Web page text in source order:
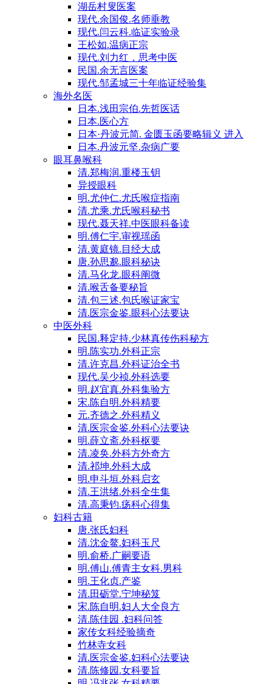
湖岳村叟医案
现代.余国俊.名师垂教
现代.闫云科.临证实验录
王松如.温病正宗
现代.刘力红，思考中医
民国.余无言医案
现代.邹孟城三十年临证经验集
海外名医
日本.浅田宗伯.先哲医话
日本.医心方
日本·丹波元简. 金匮玉函要略辑义 进入
日本.丹波元坚.杂病广要
眼耳鼻喉科
清.郑梅润.重楼玉钥
异授眼科
明.尤仲仁.尤氏喉症指南
清.尤乘.尤氏喉科秘书
现代.聂天祥.中医眼科备读
明.傅仁宇.审视瑶函
清.黄庭镜.目经大成
唐.孙思邈.眼科秘诀
清.马化龙.眼科阐微
清.喉舌备要秘旨
清.包三述.包氏喉证家宝
清.医宗金鉴.眼科心法要诀
中医外科
民国.释定持.少林真传伤科秘方
明.陈实功.外科正宗
清.许克昌.外科证治全书
现代.吴少祯.外科选要
明.赵宜真.外科集验方
宋.陈自明.外科精要
元.齐德之.外科精义
清.医宗金鉴.外科心法要诀
明.薛立斋.外科枢要
清.凌奂.外科方外奇方
清.祁坤.外科大成
明.申斗垣.外科启玄
清.王洪绪.外科全生集
清.高秉钧.疡科心得集
妇科古籍
唐.张氏妇科
清.沈金鳌.妇科玉尺
明.俞桥.广嗣要语
明.傅山.傅青主女科.男科
明.王化贞.产鉴
清.田砺堂.宁坤秘笈
宋.陈自明.妇人大全良方
清.陈佳园 .妇科问答
家传女科经验摘奇
竹林寺女科
清.医宗金鉴.妇科心法要诀
清.陈修园.女科要旨